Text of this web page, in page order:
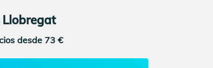
Llobregat
desde 73 €